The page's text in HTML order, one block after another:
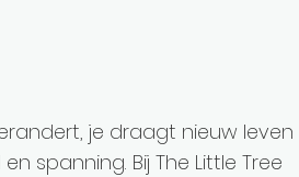
je draagt nieuw leven
spanning. Bij The Little Tree